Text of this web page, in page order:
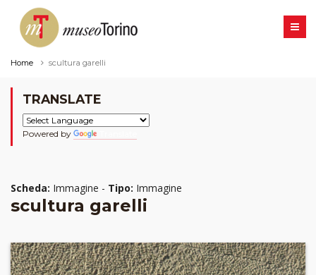
Home scultura garelli
TRANSLATE
Powered by
Scheda: Immagine - Tipo: Immagine
scultura garelli